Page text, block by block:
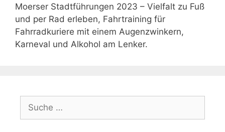
Moerser Stadtführungen 2023 – Vielfalt zu Fuß
und per Rad erleben, Fahrtraining für
Fahrradkuriere mit einem Augenzwinkern,
Karneval und Alkohol am Lenker.
Suche
nach: